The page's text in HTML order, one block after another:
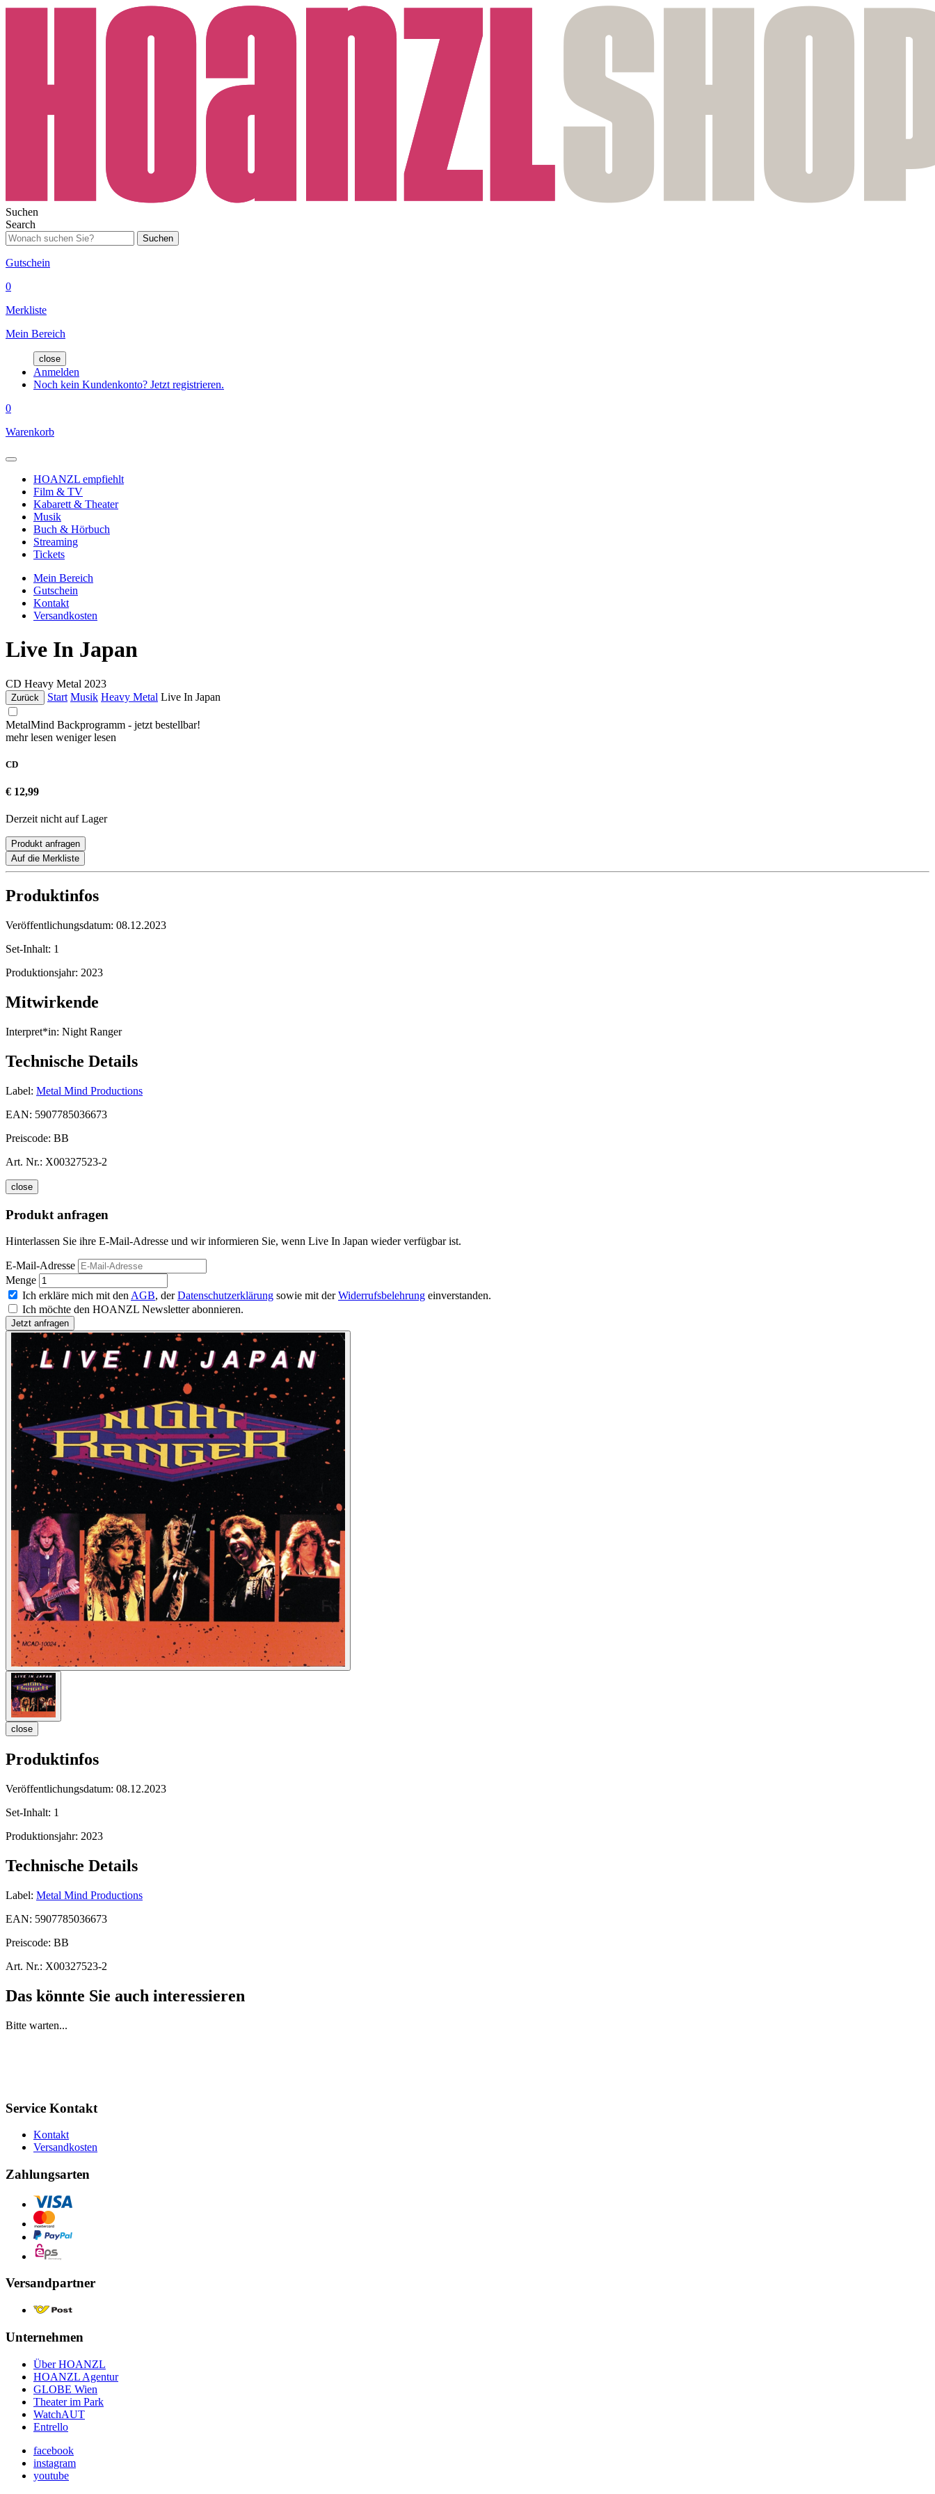
Suchen
Search
Suchen
Gutschein
0
Merkliste
Mein Bereich
close
Anmelden
Noch kein Kundenkonto? Jetzt registrieren.
0
Warenkorb
HOANZL empfiehlt
Film & TV
Kabarett & Theater
Musik
Buch & Hörbuch
Streaming
Tickets
Mein Bereich
Gutschein
Kontakt
Versandkosten
Live In Japan
CD Heavy Metal 2023
Zurück Start Musik Heavy Metal Live In Japan
MetalMind Backprogramm - jetzt bestellbar!
mehr lesen weniger lesen
CD
€ 12,99
Derzeit nicht auf Lager
Produkt anfragen
Auf die Merkliste
Produktinfos
Veröffentlichungsdatum: 08.12.2023
Set-Inhalt: 1
Produktionsjahr: 2023
Mitwirkende
Interpret*in: Night Ranger
Technische Details
Label: Metal Mind Productions
EAN: 5907785036673
Preiscode: BB
Art. Nr.: X00327523-2
close
Produkt anfragen
Hinterlassen Sie ihre E-Mail-Adresse und wir informieren Sie, wenn Live In Japan wieder verfügbar ist.
E-Mail-Adresse
Menge
Ich erkläre mich mit den AGB, derDatenschutzerklärung sowie mit derWiderrufsbelehrung einverstanden.
Ich möchte den HOANZL Newsletter abonnieren.
close
Produktinfos
Veröffentlichungsdatum: 08.12.2023
Set-Inhalt: 1
Produktionsjahr: 2023
Technische Details
Label: Metal Mind Productions
EAN: 5907785036673
Preiscode: BB
Art. Nr.: X00327523-2
Das könnte Sie auch interessieren
Bitte warten...
Service Kontakt
Kontakt
Versandkosten
Zahlungsarten
Versandpartner
Unternehmen
Über HOANZL
HOANZL Agentur
GLOBE Wien
Theater im Park
WatchAUT
Entrello
facebook
instagram
youtube